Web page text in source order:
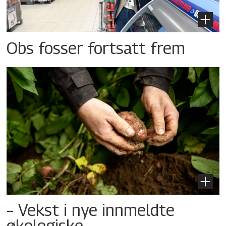
Obs fosser fortsatt frem
– Vekst i nye innmeldte